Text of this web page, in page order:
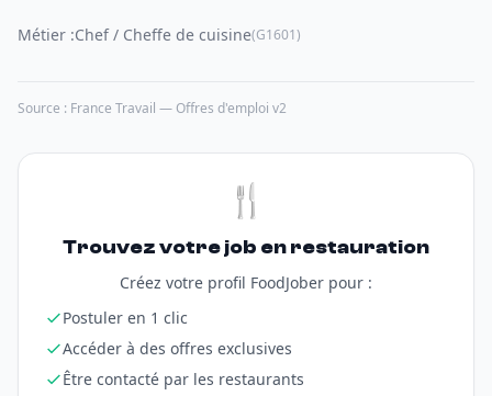
Métier :Chef / Cheffe de cuisine(G1601)
Source : France Travail — Offres d'emploi v2
🍴
Trouvez votre job en restauration
Créez votre profil FoodJober pour :
Postuler en 1 clic
Accéder à des offres exclusives
Être contacté par les restaurants